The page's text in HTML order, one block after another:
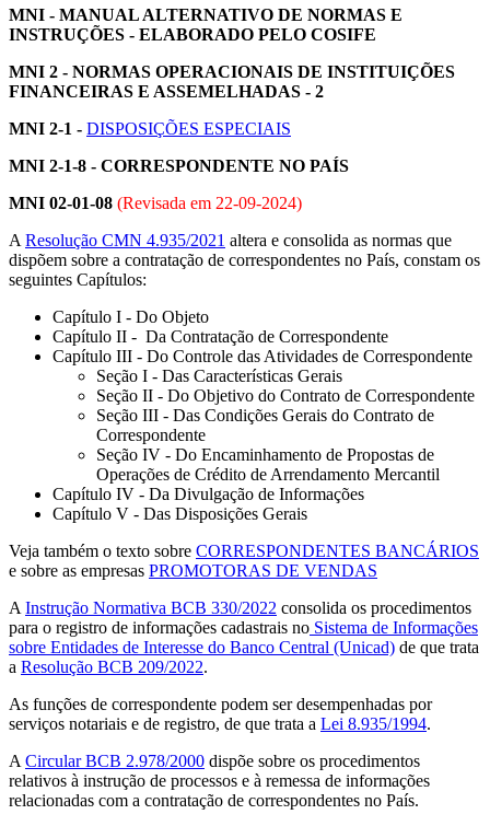
MNI - MANUAL ALTERNATIVO DE NORMAS E
INSTRUÇÕES - ELABORADO PELO COSIFE
MNI 2 - NORMAS OPERACIONAIS DE INSTITUIÇÕES
FINANCEIRAS E ASSEMELHADAS - 2
MNI 2-1 - DISPOSIÇÕES ESPECIAIS
MNI 2-1-8 - CORRESPONDENTE NO PAÍS
MNI 02-01-08 (Revisada em 22-09-2024)
A Resolução CMN 4.935/2021 altera e consolida as normas que
dispõem sobre a contratação de correspondentes no País, constam os
seguintes Capítulos:
Capítulo I - Do Objeto
Capítulo II - Da Contratação de Correspondente
Capítulo III - Do Controle das Atividades de Correspondente
Seção I - Das Características Gerais
Seção II - Do Objetivo do Contrato de Correspondente
Seção III - Das Condições Gerais do Contrato de
Correspondente
Seção IV - Do Encaminhamento de Propostas de
Operações de Crédito de Arrendamento Mercantil
Capítulo IV - Da Divulgação de Informações
Capítulo V - Das Disposições Gerais
Veja também o texto sobre CORRESPONDENTES BANCÁRIOS
e sobre as empresas PROMOTORAS DE VENDAS
A Instrução Normativa BCB 330/2022 consolida os procedimentos
para o registro de informações cadastrais no Sistema de Informações
sobre Entidades de Interesse do Banco Central (Unicad) de que trata
a Resolução BCB 209/2022.
As funções de correspondente podem ser desempenhadas por
serviços notariais e de registro, de que trata a Lei 8.935/1994.
A Circular BCB 2.978/2000 dispõe sobre os procedimentos
relativos à instrução de processos e à remessa de informações
relacionadas com a contratação de correspondentes no País.